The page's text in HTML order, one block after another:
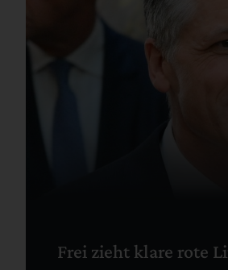
Frei zieht klare rote